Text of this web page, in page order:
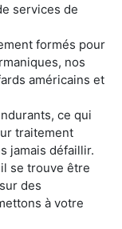
services de
formés pour
nos
américains et
ce qui
traitement
jamais défaillir.
se trouve être
des
à votre